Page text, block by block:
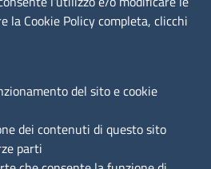
la Cookie Policy completa, clicchi
del sito e cookie
dei contenuti di questo sito
parti